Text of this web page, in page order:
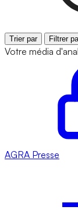
Trier par Filtrer
Votre média
AGRA Presse